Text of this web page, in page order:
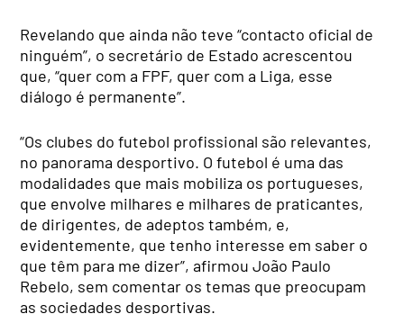
Revelando que ainda não teve “contacto oficial de
ninguém”, o secretário de Estado acrescentou
que, “quer com a FPF, quer com a Liga, esse
diálogo é permanente”.
“Os clubes do futebol profissional são relevantes,
no panorama desportivo. O futebol é uma das
modalidades que mais mobiliza os portugueses,
que envolve milhares e milhares de praticantes,
de dirigentes, de adeptos também, e,
evidentemente, que tenho interesse em saber o
que têm para me dizer”, afirmou João Paulo
Rebelo, sem comentar os temas que preocupam
as sociedades desportivas.